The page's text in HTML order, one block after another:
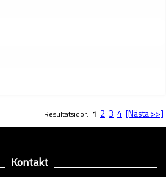
Resultatsidor: 1 2 3 4 [Nästa >>]
Kontakt